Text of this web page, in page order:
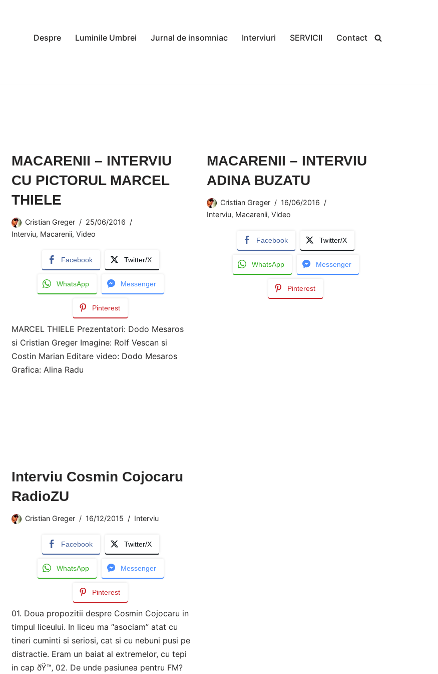
Despre Luminile Umbrei Jurnal de insomniac Interviuri SERVICII Contact
MACARENII – INTERVIU
CU PICTORUL MARCEL
THIELE
Cristian Greger
25/06/2016
Interviu, Macarenii, Video
Facebook Twitter/X
WhatsApp Messenger
Pinterest
MARCEL THIELE Prezentatori: Dodo Mesaros
si Cristian Greger Imagine: Rolf Vescan si
Costin Marian Editare video: Dodo Mesaros
Grafica: Alina Radu
MACARENII – INTERVIU
ADINA BUZATU
Cristian Greger
16/06/2016
Interviu, Macarenii, Video
Facebook Twitter/X
WhatsApp Messenger
Pinterest
Interviu Cosmin Cojocaru
RadioZU
Cristian Greger 16/12/2015 Interviu
Facebook Twitter/X
WhatsApp Messenger
Pinterest
01. Doua propozitii despre Cosmin Cojocaru in
timpul liceului. In liceu ma “asociam” atat cu
tineri cuminti si seriosi, cat si cu nebuni pusi pe
distractie. Eram un baiat al extremelor, cu tepi
in cap ðŸ™‚ 02. De unde pasiunea pentru FM?